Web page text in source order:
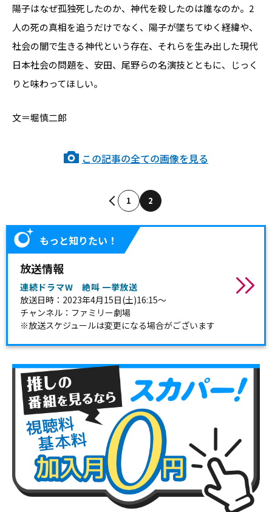
陽子はなぜ孤独死したのか、神代を殺したのは誰なのか。2
人の死の真相を追うだけでなく、陽子が墜ちてゆく経緯や、
社会の闇で生きる神代という存在、それらを生み出した現代
日本社会の問題を、安田、尾野らの名演技とともに、じっく
りと味わってほしい。
文＝堀慎二郎
この記事の全ての画像を見る
1 2
もっと知りたい！
放送情報
連続ドラマW 絶叫 一挙放送
放送日時：2023年4月15日(土)16:15～
チャンネル：ファミリー劇場
※放送スケジュールは変更になる場合がございます